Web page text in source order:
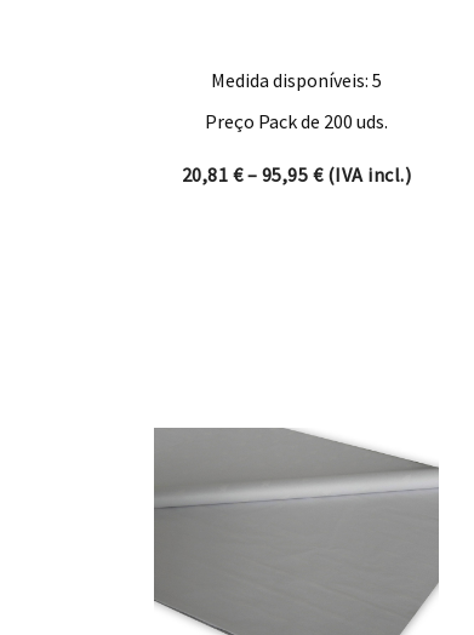
Medida disponíveis: 5
Preço Pack de 200 uds.
20,81 €– 95,95 €Price range:
(IVA incl.)